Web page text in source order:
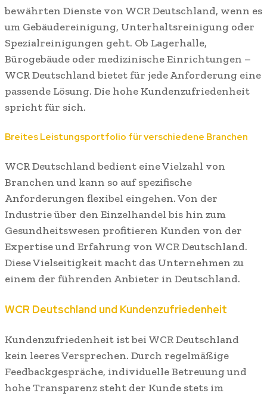
bewährten Dienste von WCR Deutschland, wenn es
um Gebäudereinigung, Unterhaltsreinigung oder
Spezialreinigungen geht. Ob Lagerhalle,
Bürogebäude oder medizinische Einrichtungen –
WCR Deutschland bietet für jede Anforderung eine
passende Lösung. Die hohe Kundenzufriedenheit
spricht für sich.
Breites Leistungsportfolio für verschiedene Branchen
WCR Deutschland bedient eine Vielzahl von
Branchen und kann so auf spezifische
Anforderungen flexibel eingehen. Von der
Industrie über den Einzelhandel bis hin zum
Gesundheitswesen profitieren Kunden von der
Expertise und Erfahrung von WCR Deutschland.
Diese Vielseitigkeit macht das Unternehmen zu
einem der führenden Anbieter in Deutschland.
WCR Deutschland und Kundenzufriedenheit
Kundenzufriedenheit ist bei WCR Deutschland
kein leeres Versprechen. Durch regelmäßige
Feedbackgespräche, individuelle Betreuung und
hohe Transparenz steht der Kunde stets im